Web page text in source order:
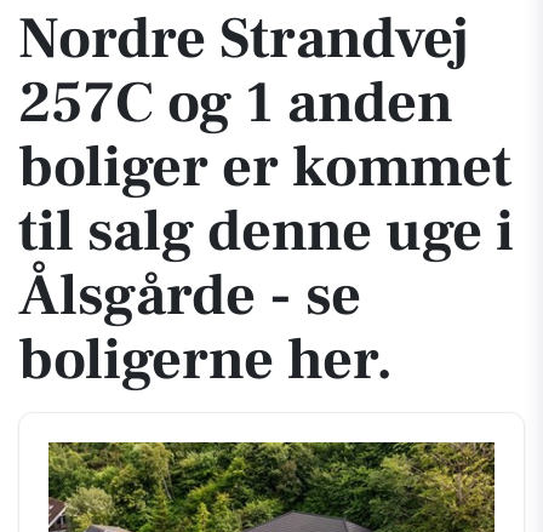
Nordre Strandvej
257C og 1 anden
boliger er kommet
til salg denne uge i
Ålsgårde - se
boligerne her.